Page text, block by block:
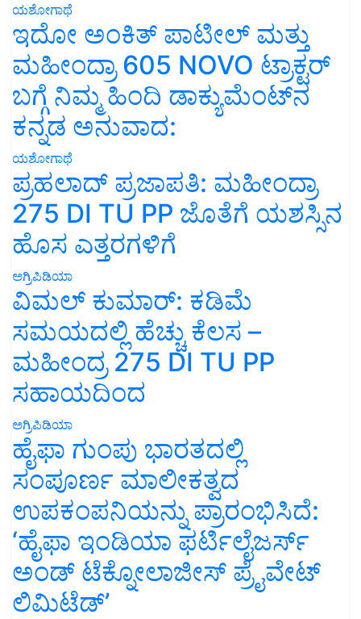
ಯಶೋಗಾಥೆ
ಇದೋ ಅಂಕಿತ್ ಪಾಟೀಲ್ ಮತ್ತು
ಮಹೀಂದ್ರಾ 605 NOVO ಟ್ರಾಕ್ಟರ್
ಬಗ್ಗೆ ನಿಮ್ಮ ಹಿಂದಿ ಡಾಕ್ಯುಮೆಂಟ್‌ನ
ಕನ್ನಡ ಅನುವಾದ:
ಯಶೋಗಾಥೆ
ಪ್ರಹಲಾದ್ ಪ್ರಜಾಪತಿ: ಮಹೀಂದ್ರಾ
275 DI TU PP ಜೊತೆಗೆ ಯಶಸ್ಸಿನ
ಹೊಸ ಎತ್ತರಗಳಿಗೆ
ಅಗ್ರಿಪಿಡಿಯಾ
ವಿಮಲ್ ಕುಮಾರ್: ಕಡಿಮೆ
ಸಮಯದಲ್ಲಿ ಹೆಚ್ಚು ಕೆಲಸ –
ಮಹೀಂದ್ರ 275 DI TU PP
ಸಹಾಯದಿಂದ
ಅಗ್ರಿಪಿಡಿಯಾ
ಹೈಫಾ ಗುಂಪು ಭಾರತದಲ್ಲಿ
ಸಂಪೂರ್ಣ ಮಾಲೀಕತ್ವದ
ಉಪಕಂಪನಿಯನ್ನು ಪ್ರಾರಂಭಿಸಿದೆ:
‘ಹೈಫಾ ಇಂಡಿಯಾ ಫರ್ಟಿಲೈಜರ್ಸ್
ಅಂಡ್ ಟೆಕ್ನೋಲಾಜೀಸ್ ಪ್ರೈವೇಟ್
ಲಿಮಿಟೆಡ್’